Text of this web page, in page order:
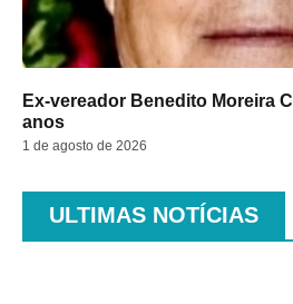
Ex-vereador Benedito Moreira
anos
1 de agosto de 2026
ULTIMAS NOTÍCIAS